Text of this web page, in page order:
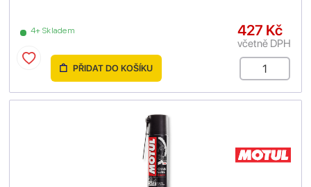
4+ Skladem 427 Kč
včetně DPH
PŘIDAT DO KOŠÍKU